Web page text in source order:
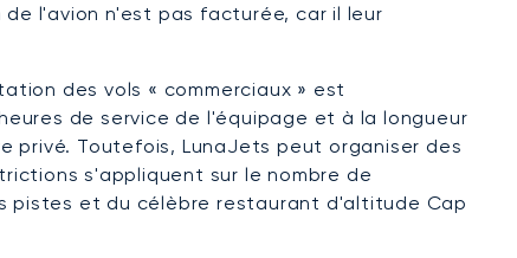
l'avion n'est pas facturée, car il leur
des vols « commerciaux » est
de service de l'équipage et à la longueur
privé. Toutefois, LunaJets peut organiser des
s'appliquent sur le nombre de
pistes et du célèbre restaurant d'altitude Cap